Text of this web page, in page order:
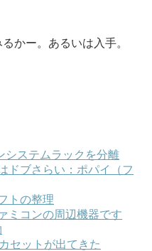
かー。あるいは入手。
システムラックを分離
ドブさらい：ポパイ（フ
トの整理
ミコンの周辺機器です
セットが出てきた